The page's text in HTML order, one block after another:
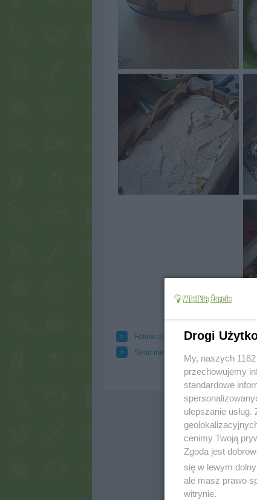
Follow author
Send message to author
Drogi
My, naszych
przechowujemy
standardowe
ulepszanie
cenimy Twoją
Zgoda jest
się w lewym
ale masz prawo
witrynie.